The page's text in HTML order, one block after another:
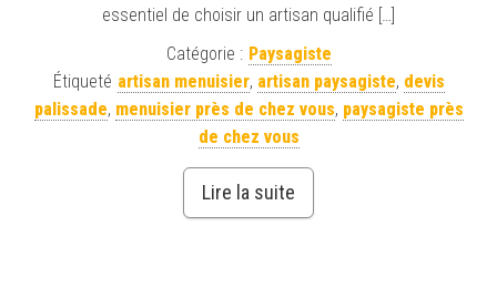
essentiel de choisir un artisan qualifié […]
Catégorie : Paysagiste
Étiqueté artisan menuisier, artisan paysagiste, devis
palissade, menuisier près de chez vous, paysagiste près
de chez vous
Lire la suite